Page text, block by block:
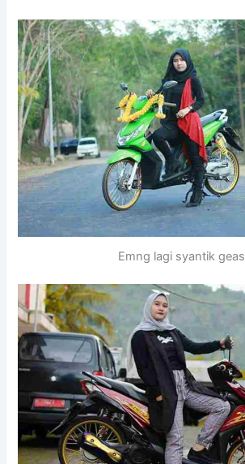
Emng lagi syantik geas